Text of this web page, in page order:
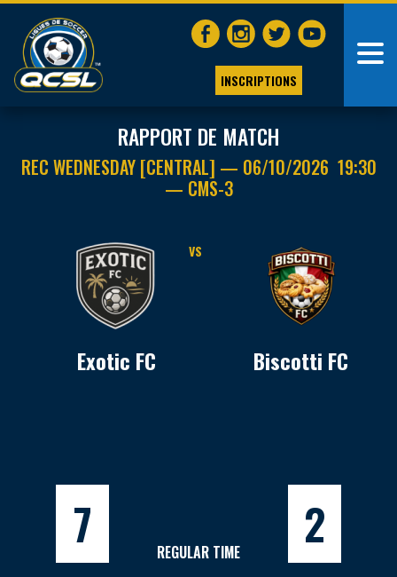
INSCRIPTIONS
RAPPORT DE MATCH
REC WEDNESDAY [CENTRAL] — 06/10/2026 19:30
— CMS-3
Exotic FC
VS
Biscotti FC
7 REGULAR TIME 2